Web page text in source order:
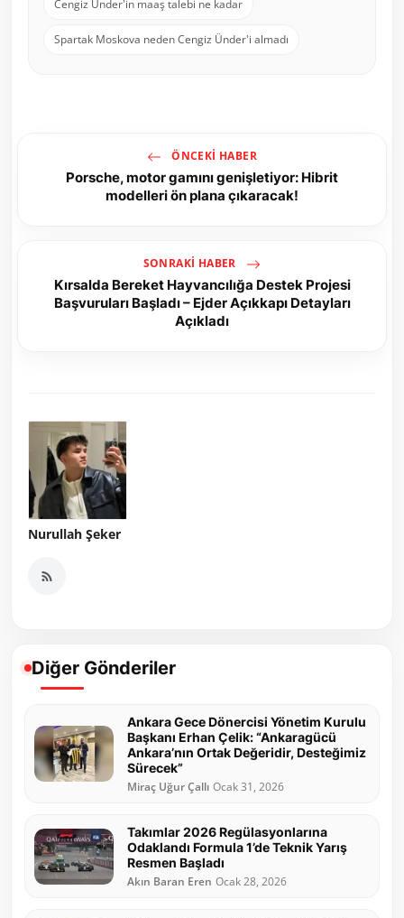
Cengiz Ünder'in maaş talebi ne kadar
Spartak Moskova neden Cengiz Ünder'i almadı
ÖNCEKI HABER
Porsche, motor gamını genişletiyor: Hibrit
modelleri ön plana çıkaracak!
SONRAKI HABER
Kırsalda Bereket Hayvancılığa Destek Projesi
Başvuruları Başladı – Ejder Açıkkapı Detayları
Açıkladı
Nurullah Şeker
Diğer Gönderiler
Ankara Gece Dönercisi Yönetim Kurulu
Başkanı Erhan Çelik: “Ankaragücü
Ankara’nın Ortak Değeridir, Desteğimiz
Sürecek”
Miraç Uğur Çallı Ocak 31, 2026
Takımlar 2026 Regülasyonlarına
Odaklandı Formula 1’de Teknik Yarış
Resmen Başladı
Akın Baran Eren Ocak 28, 2026